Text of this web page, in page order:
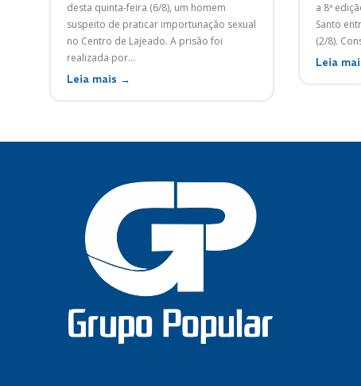
desta quinta-feira (6/8), um homem
suspeito de praticar importunação sexual
no Centro de Lajeado. A prisão foi
realizada por...
Leia mais →
a 8ª
Santo
(2/8).
Leia